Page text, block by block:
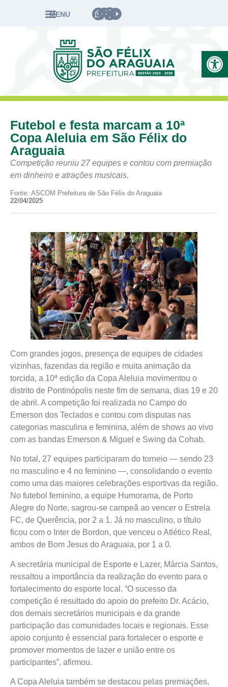
MENU
Futebol e festa marcam a 10ª
Copa Aleluia em São Félix do
Araguaia
Competição reuniu 27 equipes e contou com premiação
em dinheiro e atrações musicais.
Fonte: ASCOM Prefeitura de São Félix do Araguaia
22/04/2025
Com grandes jogos, presença de equipes de cidades
vizinhas, fazendas da região e muita animação da
torcida, a 10ª edição da Copa Aleluia movimentou o
distrito de Pontinópolis neste fim de semana, dias 19 e 20
de abril. A competição foi realizada no Campo do
Emerson dos Teclados e contou com disputas nas
categorias masculina e feminina, além de shows ao vivo
com as bandas Emerson & Miguel e Swing da Cohab.
No total, 27 equipes participaram do torneio — sendo 23
no masculino e 4 no feminino —, consolidando o evento
como uma das maiores celebrações esportivas da região.
No futebol feminino, a equipe Humorama, de Porto
Alegre do Norte, sagrou-se campeã ao vencer o Estrela
FC, de Querência, por 2 a 1. Já no masculino, o título
ficou com o Inter de Bordon, que venceu o Atlético Real,
ambos de Bom Jesus do Araguaia, por 1 a 0.
A secretária municipal de Esporte e Lazer, Márcia Santos,
ressaltou a importância da realização do evento para o
fortalecimento do esporte local. “O sucesso da
competição é resultado do apoio do prefeito Dr. Acácio,
dos demais secretários municipais e da grande
participação das comunidades locais e regionais. Esse
apoio conjunto é essencial para fortalecer o esporte e
promover momentos de lazer e união entre os
participantes”, afirmou.
A Copa Aleluia também se destacou pelas premiações,